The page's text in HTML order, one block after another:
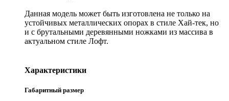
Данная модель может быть изготовлена не только на
устойчивых металлических опорах в стиле Хай-тек, но
и с брутальными деревянными ножками из массива в
актуальном стиле Лофт.
Характеристики
Габаритный размер